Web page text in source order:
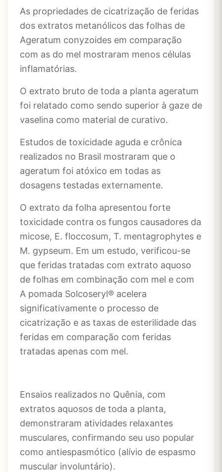
As propriedades de cicatrização de feridas
dos extratos metanólicos das folhas de
Ageratum conyzoides em comparação
com as do mel mostraram menos células
inflamatórias.
O extrato bruto de toda a planta ageratum
foi relatado como sendo superior à gaze de
vaselina como material de curativo.
Estudos de toxicidade aguda e crônica
realizados no Brasil mostraram que o
ageratum foi atóxico em todas as
dosagens testadas externamente.
O extrato da folha apresentou forte
toxicidade contra os fungos causadores da
micose, E. floccosum, T. mentagrophytes e
M. gypseum. Em um estudo, verificou-se
que feridas tratadas com extrato aquoso
de folhas em combinação com mel e com
A pomada Solcoseryl® acelera
significativamente o processo de
cicatrização e as taxas de esterilidade das
feridas em comparação com feridas
tratadas apenas com mel.
Ensaios realizados no Quênia, com
extratos aquosos de toda a planta,
demonstraram atividades relaxantes
musculares, confirmando seu uso popular
como antiespasmótico (alívio de espasmo
muscular involuntário).